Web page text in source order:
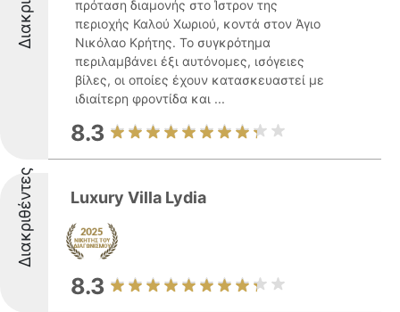
πρόταση διαμονής στο Ίστρον της
περιοχής Καλού Χωριού, κοντά στον Άγιο
Νικόλαο Κρήτης. Το συγκρότημα
περιλαμβάνει έξι αυτόνομες, ισόγειες
βίλες, οι οποίες έχουν κατασκευαστεί με
ιδιαίτερη φροντίδα και ...
8.3
Διακριθέντες Luxury Villa Lydia
8.3